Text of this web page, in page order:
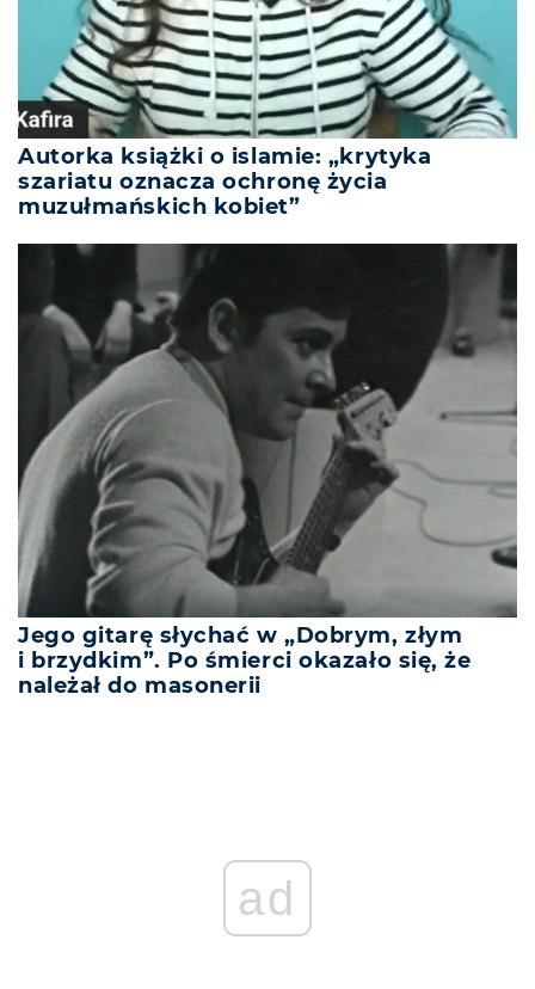
Autorka książki o islamie: „krytyka
szariatu oznacza ochronę życia
muzułmańskich kobiet”
Jego gitarę słychać w „Dobrym, złym
i brzydkim”. Po śmierci okazało się, że
należał do masonerii
ad